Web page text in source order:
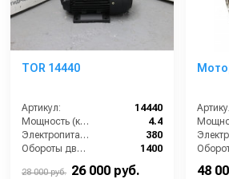
TOR 14440
Артикул:
14440
Мощность (кВт):
4.4
Электропитание (В):
380
Обороты двигателя (об/мин):
1400
полый
28 000 руб. 26 000 руб. 48